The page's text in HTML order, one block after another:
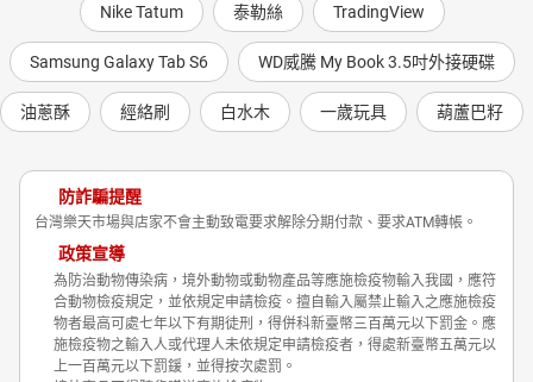
Nike Tatum 泰勒絲 TradingView
Samsung Galaxy Tab S6 WD威騰 My Book 3.5吋外接硬碟
油蔥酥 經絡刷 白水木 一歲玩具 葫蘆巴籽
防詐騙提醒
台灣樂天市場與店家不會主動致電要求解除分期付款、要求ATM轉帳。
政策宣導
為防治動物傳染病，境外動物或動物產品等應施檢疫物輸入我國，應符
合動物檢疫規定，並依規定申請檢疫。擅自輸入屬禁止輸入之應施檢疫
物者最高可處七年以下有期徒刑，得併科新臺幣三百萬元以下罰金。應
施檢疫物之輸入人或代理人未依規定申請檢疫者，得處新臺幣五萬元以
上一百萬元以下罰鍰，並得按次處罰。